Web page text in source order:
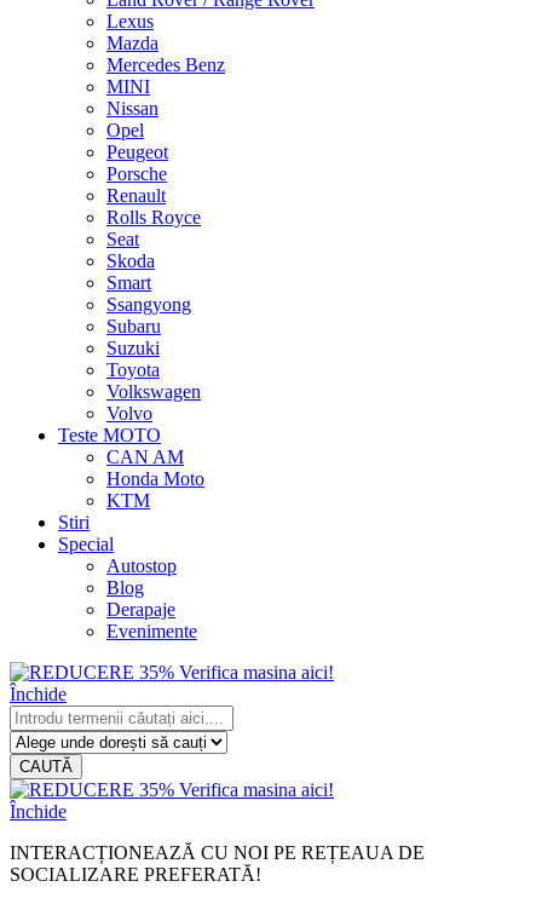
Lexus
Mazda
Mercedes Benz
MINI
Nissan
Opel
Peugeot
Porsche
Renault
Rolls Royce
Seat
Skoda
Smart
Ssangyong
Subaru
Suzuki
Toyota
Volkswagen
Volvo
Teste MOTO
CAN AM
Honda Moto
KTM
Stiri
Special
Autostop
Blog
Derapaje
Evenimente
Închide
CAUTĂ
Închide
INTERACȚIONEAZĂ CU NOI PE REȚEAUA DE
SOCIALIZARE PREFERATĂ!